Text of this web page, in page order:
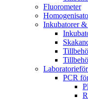
Fluorometer
Inkubatorer
PCR